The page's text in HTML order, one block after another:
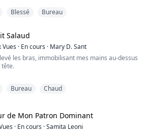
c'est vraiment fini?"
la grossesse. Nous devons y mettre fin, et
le médecin.
IL est apparu. "Audrey Sinclair!
as-tu osé prendre cette décision sans me
Blessé Bureau
Salaud
Vues · En cours · Mary D. Sant
les bras, immobilisant mes mains au-dessus
tête.
serrées.
de me libérer.
!" grogna-t-il, me saisissant le menton d'une
Bureau Chaud
de Mon Patron Dominant
· En cours ·Samita Leoni